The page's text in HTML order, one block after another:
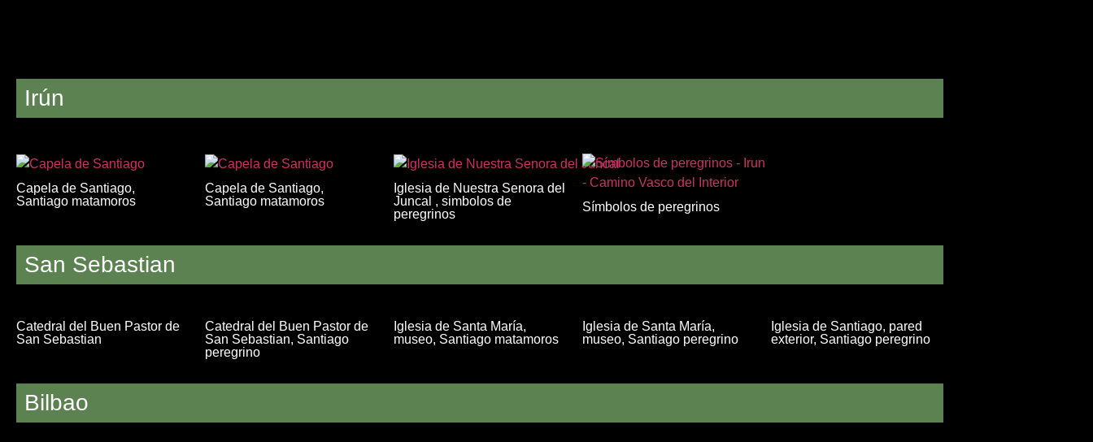
Irún
Capela de Santiago,
Santiago matamoros
Capela de Santiago,
Santiago matamoros
Iglesia de Nuestra Senora del
Juncal , simbolos de
peregrinos
Símbolos de peregrinos
San Sebastian
Catedral del Buen Pastor de
San Sebastian
Catedral del Buen Pastor de
San Sebastian, Santiago
peregrino
Iglesia de Santa María,
museo, Santiago matamoros
Iglesia de Santa María,
museo, Santiago peregrino
Iglesia de Santiago, pared
exterior, Santiago peregrino
Bilbao